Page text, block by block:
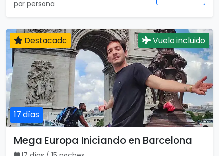
Irlanda con Londres
13 días / 13 noches
3 país(es)
USD $2,255
por persona
Ver detalles
Destacado Vuelo incluido